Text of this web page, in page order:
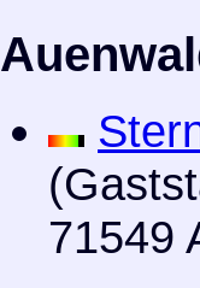
71549